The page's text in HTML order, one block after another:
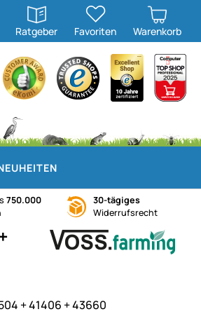
Ratgeber
öffnen
Favoriten Warenkorb
750.000
30-tägiges
Widerrufsrecht
+ 41406 + 43660